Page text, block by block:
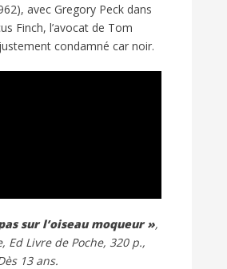
avec Gregory Peck dans
Finch, l’avocat de Tom
condamné car noir.
sur l’oiseau moqueur »,
Ed Livre de Poche, 320 p.,
13 ans.